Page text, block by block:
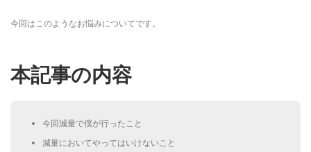
今回はこのようなお悩みについてです。
本記事の内容
今回減量で僕が行ったこと
減量においてやってはいけないこと